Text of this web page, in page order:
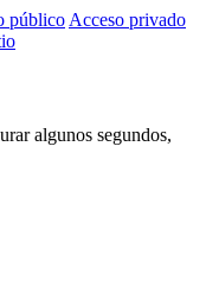
público Acceso privado
algunos segundos,